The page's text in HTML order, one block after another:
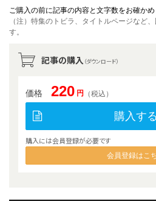
ご購入の前に記事の内容と文字数をお確かめ
（注）特集のトビラ、タイトルページなど
す。
記事の購入 （ダウンロード）
価格 220 円 （税込）
購入する
購入には会員登録が必要です
会員登録はこ